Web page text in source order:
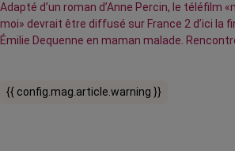
Adapté d’un roman d’Anne Percin, le téléfilm
moi» devrait être diffusé sur France 2 d’ici la
Émilie Dequenne en maman malade.
{{ config.mag.article.warning }}